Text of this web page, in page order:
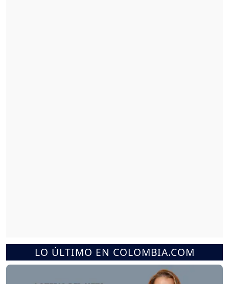
LO ÚLTIMO EN COLOMBIA.COM